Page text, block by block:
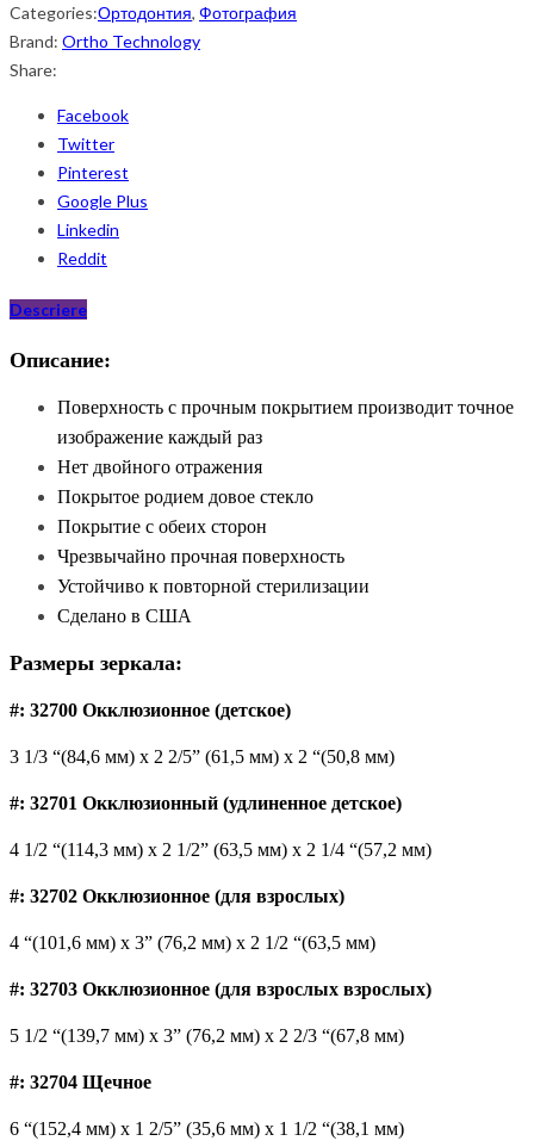
Categories:Ортодонтия, Фотография
Brand: Ortho Technology
Share:
Facebook
Twitter
Pinterest
Google Plus
Linkedin
Reddit
Descriere
Описание:
Поверхность с прочным покрытием производит точное
изображение каждый раз
Нет двойного отражения
Покрытое родием довое стекло
Покрытие с обеих сторон
Чрезвычайно прочная поверхность
Устойчиво к повторной стерилизации
Сделано в США
Размеры зеркала:
#: 32700 Окклюзионное (детское)
3 1/3 “(84,6 мм) x 2 2/5” (61,5 мм) x 2 “(50,8 мм)
#: 32701 Окклюзионный (удлиненное детское)
4 1/2 “(114,3 мм) x 2 1/2” (63,5 мм) x 2 1/4 “(57,2 мм)
#: 32702 Окклюзионное (для взрослых)
4 “(101,6 мм) x 3” (76,2 мм) x 2 1/2 “(63,5 мм)
#: 32703 Окклюзионное (для взрослых взрослых)
5 1/2 “(139,7 мм) x 3” (76,2 мм) x 2 2/3 “(67,8 мм)
#: 32704 Щечное
6 “(152,4 мм) x 1 2/5” (35,6 мм) x 1 1/2 “(38,1 мм)